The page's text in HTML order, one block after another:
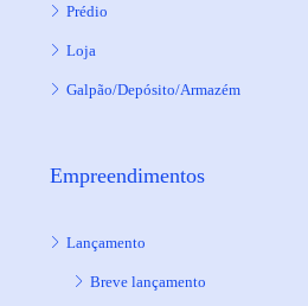
Prédio
Loja
Galpão/Depósito/Armazém
Empreendimentos
Lançamento
Breve lançamento